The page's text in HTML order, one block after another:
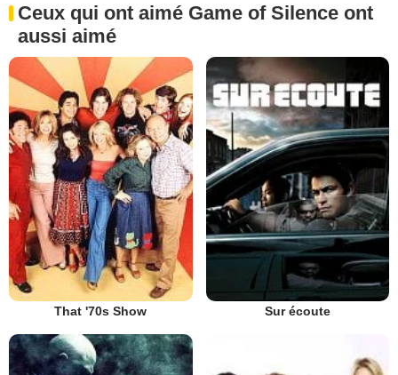
Ceux qui ont aimé Game of Silence ont
aussi aimé
That '70s Show Sur écoute